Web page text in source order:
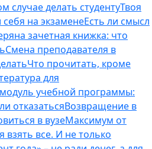
случае делать студентуТвоя
себя на экзаменеЕсть ли смысл
зачетная книжка: что
Смена преподавателя в
Что прочитать, кроме
для
учебной программы:
отказатьсяВозвращение в
в вузеМаксимум от
взять все. И не только